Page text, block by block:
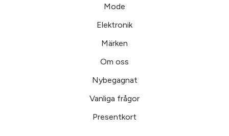
Mode
Elektronik
Märken
Om oss
Nybegagnat
Vanliga frågor
Presentkort